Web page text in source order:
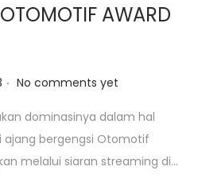
AWARD
. No comments yet
dominasinya dalam hal
ajang bergengsi Otomotif
melalui siaran streaming di…